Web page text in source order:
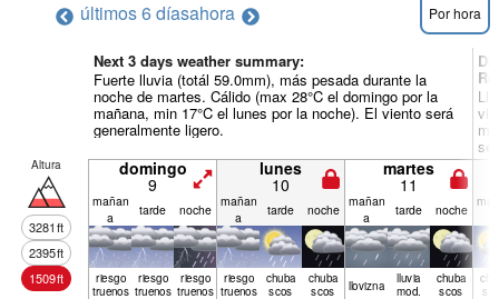
últimos 6 díasahora Por hora
Next 3 days weather summary:
Fuerte lluvia (totál 59.0mm), más pesada durante la
noche de martes. Cálido (max 28°C el domingo por la
mañana, min 17°C el lunes por la noche). El viento será
generalmente ligero.
Altura
3281ft
2395ft
1509ft
domingo
9
lunes
10
martes
11
mañan
a
tarde noche mañan
a
tarde noche mañan
a
tarde noche
riesgo
truenos
riesgo
truenos
riesgo
truenos
riesgo
truenos
chuba
scos
chuba
scos llov­izna lluvia
mod.
chuba
scos